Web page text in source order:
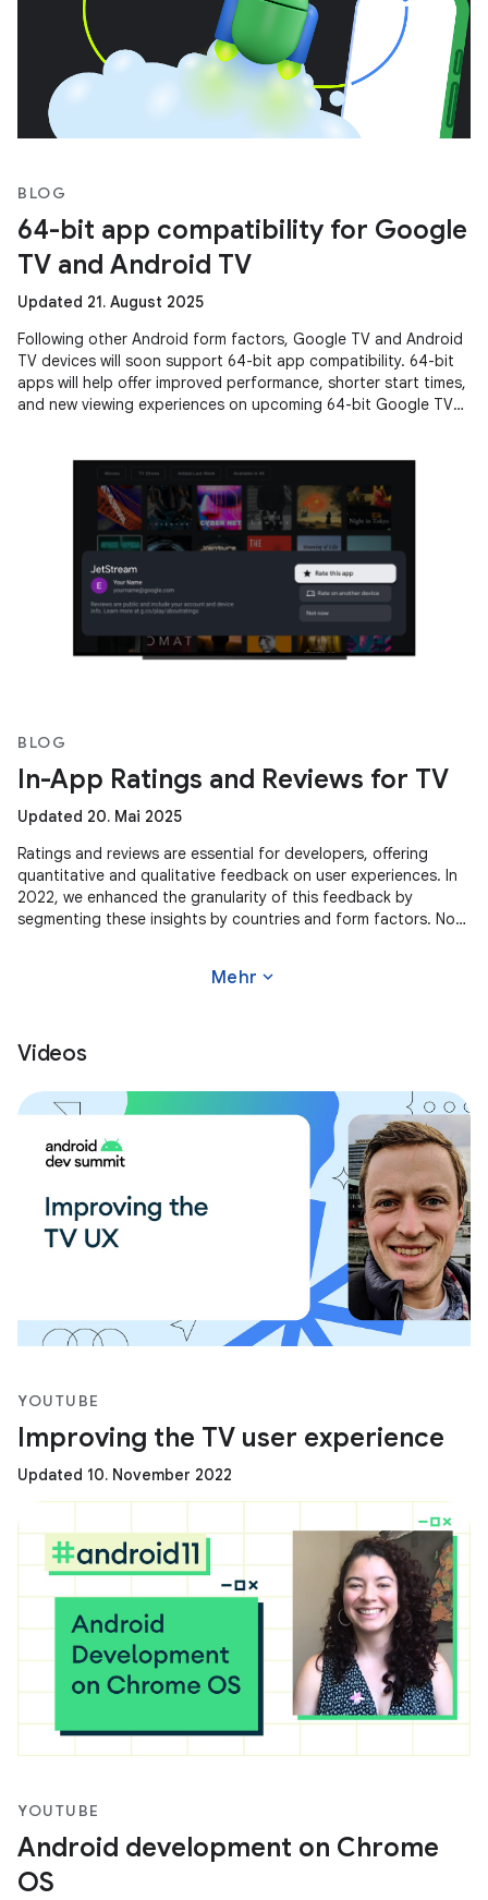
BLOG
64-bit app compatibility for Google
TV and Android TV
Updated 21. August 2025
Following other Android form factors, Google TV and Android
TV devices will soon support 64-bit app compatibility. 64-bit
apps will help offer improved performance, shorter start times,
and new viewing experiences on upcoming 64-bit Google TV
BLOG
In-App Ratings and Reviews for TV
Updated 20. Mai 2025
Ratings and reviews are essential for developers, offering
quantitative and qualitative feedback on user experiences. In
2022, we enhanced the granularity of this feedback by
segmenting these insights by countries and form factors. Now,
Mehr expand_more
Videos
YOUTUBE
Improving the TV user experience
Updated 10. November 2022
YOUTUBE
Android development on Chrome
OS